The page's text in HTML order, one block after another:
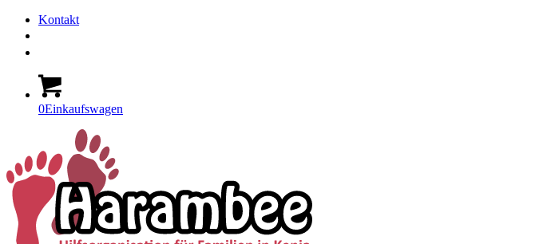
Kontakt
0Einkaufswagen